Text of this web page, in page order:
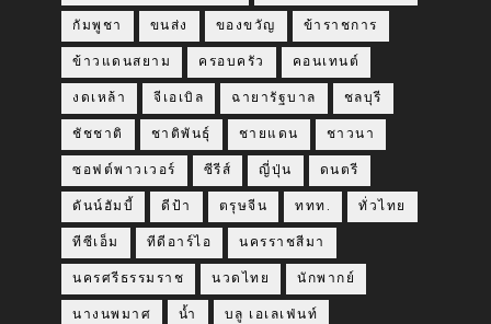
กัมพูชา ขนส่ง ของขวัญ ข้าราชการ
ข้าวแดนสยาม ครอบครัว คอนเทนต์
งดเหล้า จีเอเบิล ฉายารัฐบาล ชลบุรี
ชัชชาติ ชาติพันธุ์ ชายแดน ชาวนา
ซอฟต์พาวเวอร์ ซีรีส์ ญี่ปุ่น ดนตรี
ดันน์ฮัมบี้ ดีป้า ตรุษจีน ททท. ทั่วไทย
ทีซีเอ็ม ทีดีอาร์ไอ นครราชสีมา
นครศรีธรรมราช นวดไทย นักพากย์
นางนพมาศ น้ำ บลู เอเลเฟ่นท์